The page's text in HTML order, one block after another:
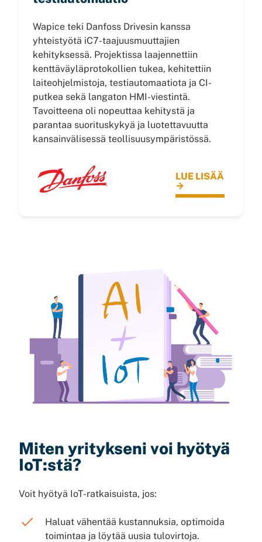
Wapice teki Danfoss Drivesin kanssa
yhteistyötä iC7-taajuusmuuttajien
kehityksessä. Projektissa laajennettiin
kenttäväyläprotokollien tukea, kehitettiin
laiteohjelmistoja, testiautomaatiota ja CI-
putkea sekä langaton HMI-viestintä.
Tavoitteena oli nopeuttaa kehitystä ja
parantaa suorituskykyä ja luotettavuutta
kansainvälisessä teollisuusympäristössä.
LUE LISÄÄ
→
Miten yritykseni voi hyötyä
IoT:stä?
Voit hyötyä IoT-ratkaisuista, jos:
Haluat vähentää kustannuksia, optimoida
toimintaa ja löytää uusia tulovirtoja.